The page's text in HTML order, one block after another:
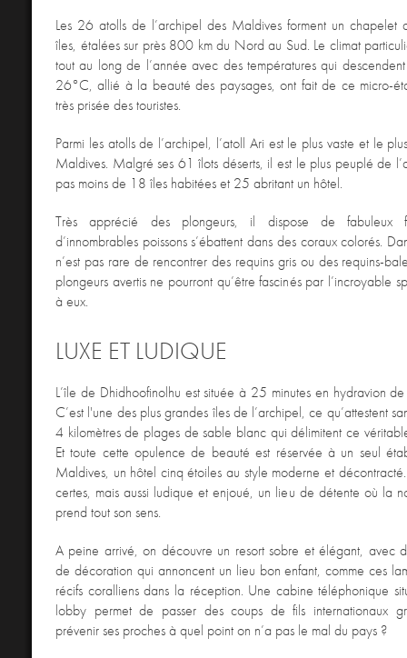
Les 26 atolls de l’archipel des Maldives forment un
îles, étalées sur près 800 km du Nord au Sud. Le climat
tout au long de l’année avec des températures qui
26°C, allié à la beauté des paysages, ont fait de ce micro-
très prisée des touristes.
Parmi les atolls de l’archipel, l’atoll Ari est le plus vaste et le
Maldives. Malgré ses 61 îlots déserts, il est le plus peuplé de
pas moins de 18 îles habitées et 25 abritant un hôtel.
Très apprécié des plongeurs, il dispose de fabuleux
d’innombrables poissons s’ébattent dans des coraux colorés.
n’est pas rare de rencontrer des requins gris ou des requins-
plongeurs avertis ne pourront qu’être fascinés par l’incroyable
à eux.
LUXE ET LUDIQUE
L’île de Dhidhoofinolhu est située à 25 minutes en hydravion
C’est l'une des plus grandes îles de l’archipel, ce qu’attestent
4 kilomètres de plages de sable blanc qui délimitent ce
Et toute cette opulence de beauté est réservée à un seul
Maldives, un hôtel cinq étoiles au style moderne et
certes, mais aussi ludique et enjoué, un lieu de détente où la
prend tout son sens.
A peine arrivé, on découvre un resort sobre et élégant, avec
de décoration qui annoncent un lieu bon enfant, comme ces
récifs coralliens dans la réception. Une cabine téléphonique
lobby permet de passer des coups de fils internationaux
prévenir ses proches à quel point on n’a pas le mal du pays ?